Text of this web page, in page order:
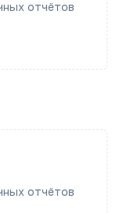
отчётов
отчётов